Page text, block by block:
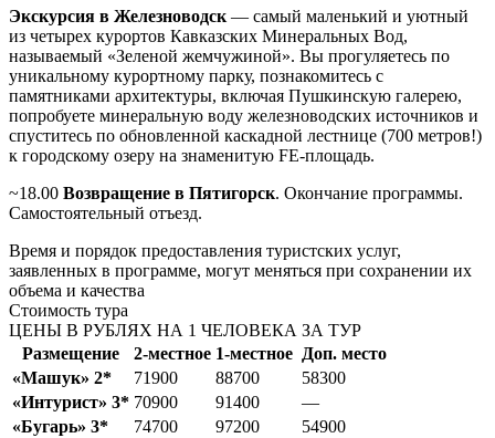
Экскурсия в Железноводск — самый маленький и уютный
из четырех курортов Кавказских Минеральных Вод,
называемый «Зеленой жемчужиной». Вы прогуляетесь по
уникальному курортному парку, познакомитесь с
памятниками архитектуры, включая Пушкинскую галерею,
попробуете минеральную воду железноводских источников и
спуститесь по обновленной каскадной лестнице (700 метров!)
к городскому озеру на знаменитую FE-площадь.
~18.00 Возвращение в Пятигорск. Окончание программы.
Самостоятельный отъезд.
Время и порядок предоставления туристских услуг,
заявленных в программе, могут меняться при сохранении их
объема и качества
Стоимость тура
ЦЕНЫ В РУБЛЯХ НА 1 ЧЕЛОВЕКА ЗА ТУР
Размещение
2-местное 1-местное Доп. место
«Машук» 2*
71900 88700
58300
«Интурист» 3* 70900 91400
—
«Бугарь» 3*
74700 97200
54900